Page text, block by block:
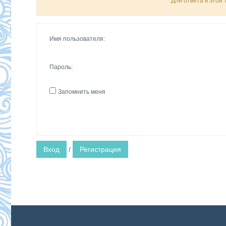
Имя пользователя:
Пароль:
Запомнить меня
Вход / Регистрация